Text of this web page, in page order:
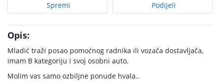
Spremi Podijeli
Opis:
Mladić traži posao pomoćnog radnika ili vozača dostavljača,
imam B kategoriju i svoj osobni auto.
Molim vas samo ozbiljne ponude hvala..